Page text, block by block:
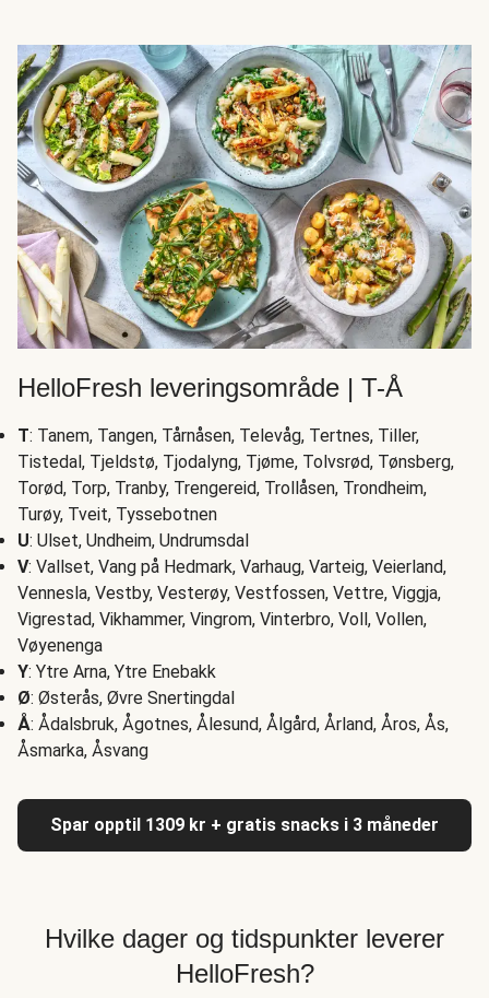
HelloFresh leveringsområde | T-Å
T: Tanem, Tangen, Tårnåsen, Televåg, Tertnes, Tiller,
Tistedal, Tjeldstø, Tjodalyng, Tjøme, Tolvsrød, Tønsberg,
Torød, Torp, Tranby, Trengereid, Trollåsen, Trondheim,
Turøy, Tveit, Tyssebotnen
U: Ulset, Undheim, Undrumsdal
V: Vallset, Vang på Hedmark, Varhaug, Varteig, Veierland,
Vennesla, Vestby, Vesterøy, Vestfossen, Vettre, Viggja,
Vigrestad, Vikhammer, Vingrom, Vinterbro, Voll, Vollen,
Vøyenenga
Y: Ytre Arna, Ytre Enebakk
Ø: Østerås, Øvre Snertingdal
Å: Ådalsbruk, Ågotnes, Ålesund, Ålgård, Årland, Åros, Ås,
Åsmarka, Åsvang
Spar opptil 1309 kr + gratis snacks i 3 måneder
Hvilke dager og tidspunkter leverer
HelloFresh?